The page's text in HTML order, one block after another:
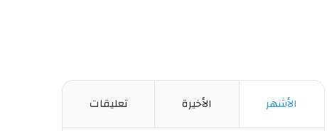
الأشهر الأخيرة تعليقات